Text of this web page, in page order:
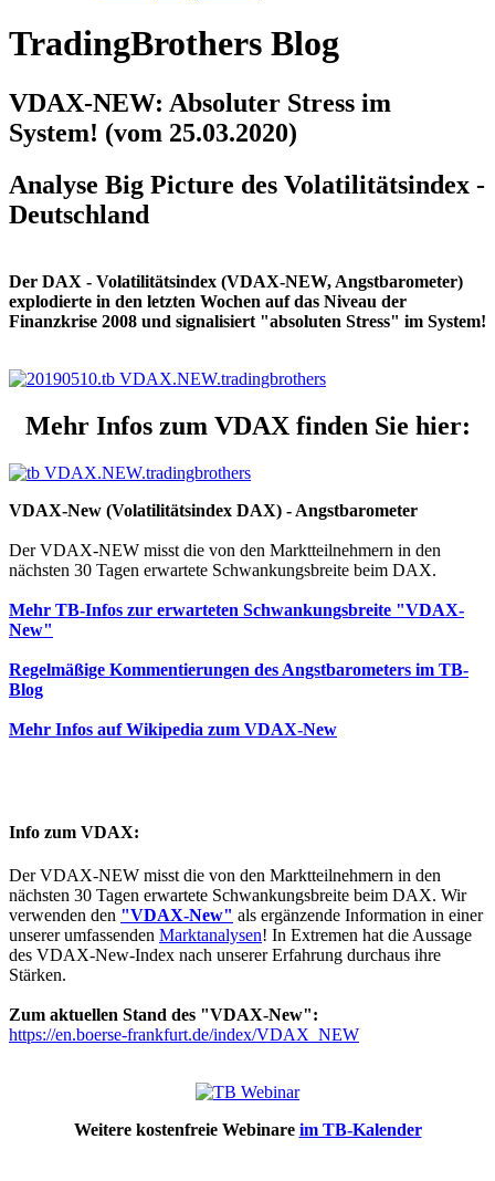
TradingBrothers Blog
VDAX-NEW: Absoluter Stress im
System! (vom 25.03.2020)
Analyse Big Picture des Volatilitätsindex -
Deutschland
Der DAX - Volatilitätsindex (VDAX-NEW, Angstbarometer)
explodierte in den letzten Wochen auf das Niveau der
Finanzkrise 2008 und signalisiert "absoluten Stress" im System!
Mehr Infos zum VDAX finden Sie hier:
VDAX-New (Volatilitätsindex DAX) - Angstbarometer
Der VDAX-NEW misst die von den Marktteilnehmern in den
nächsten 30 Tagen erwartete Schwankungsbreite beim DAX.
Mehr TB-Infos zur erwarteten Schwankungsbreite "VDAX-
New"
Regelmäßige Kommentierungen des Angstbarometers im TB-
Blog
Mehr Infos auf Wikipedia zum VDAX-New
Info zum VDAX:
Der VDAX-NEW misst die von den Marktteilnehmern in den
nächsten 30 Tagen erwartete Schwankungsbreite beim DAX. Wir
verwenden den "VDAX-New" als ergänzende Information in einer
unserer umfassenden Marktanalysen! In Extremen hat die Aussage
des VDAX-New-Index nach unserer Erfahrung durchaus ihre
Stärken.
Zum aktuellen Stand des "VDAX-New":
https://en.boerse-frankfurt.de/index/VDAX_NEW
Weitere kostenfreie Webinare im TB-Kalender